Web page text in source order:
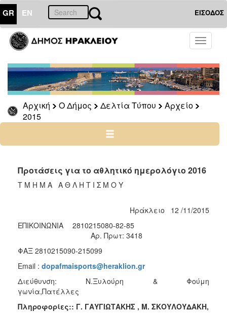
GR EN ΕΙΣΟΔΟΣ
Toggle
Αρχική Ο Δήμος Δελτία Τύπου
Αρχείο
2015
ΔΗΜΟΣ
Δελτία
Τύπου
Αρχείο
2026
2025
2022
2021
2018
2013
2012
Προτάσεις για το αθλητικό ημερολόγιο 2016
Τ Μ Η Μ Α Α Θ Λ Η Τ Ι Σ Μ Ο Υ
Ηράκλειο 12 /11/2015
ΕΠΙΚΟΙΝΩΝΙΑ 2810215080-82-85
Αρ. Πρωτ: 3418
ΦΑΞ 2810215090-215099
Εmail : dopafmaisports@heraklion.gr
Διεύθυνση: Ν.Ξυλούρη & Φούμη
γωνία,Πατέλλες
Πληροφορίες:: Γ. ΓΑΥΓΙΩΤΑΚΗΣ , Μ. ΣΚΟΥΛΟΥΔΑΚΗ,